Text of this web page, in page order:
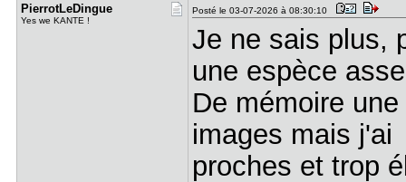
PierrotLeD​ingue
Yes we KANTE !
Posté le 03-07-2026 à 08:30:10
Je ne sais plus,
une espèce
De mémoire
images mais
proches et trop